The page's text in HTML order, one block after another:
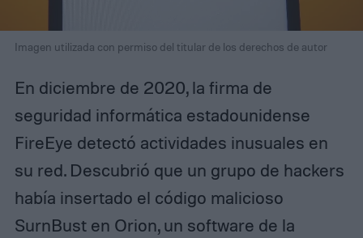
Imagen utilizada con permiso del titular de los derechos de autor
En diciembre de 2020, la firma de
seguridad informática estadounidense
FireEye detectó actividades inusuales en
su red. Descubrió que un grupo de hackers
había insertado el código malicioso
SurnBust en Orion, un software de la